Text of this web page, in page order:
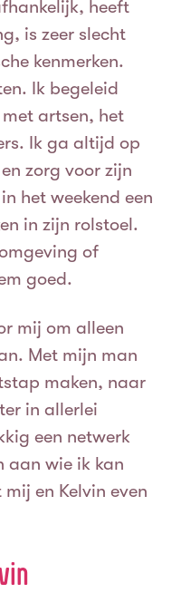
heeft
is zeer slecht
kenmerken.
Ik begeleid
artsen, het
Ik ga altijd op
zorg voor zijn
het weekend een
in zijn rolstoel.
of
goed.
mij om alleen
Met mijn man
maken, naar
in allerlei
een netwerk
aan wie ik kan
en Kelvin even